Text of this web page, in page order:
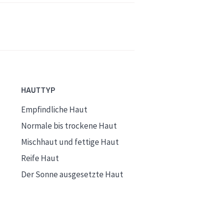
HAUTTYP
Empfindliche Haut
Normale bis trockene Haut
Mischhaut und fettige Haut
Reife Haut
Der Sonne ausgesetzte Haut